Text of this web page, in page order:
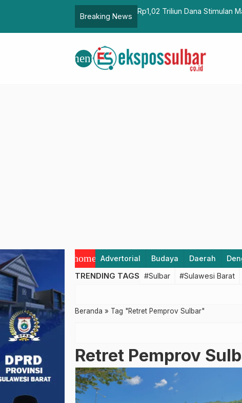
Breaking News
Dispoparekraf Sulbar
menu
home Advertorial Budaya Daerah
TRENDING TAGS #Sulbar #Sulawesi Barat
Beranda » Tag "Retret Pemprov Sulbar"
Retret Pemprov